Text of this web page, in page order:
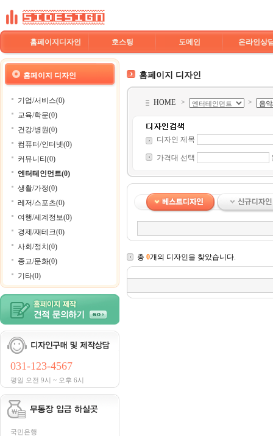
홈페이지디자인 호스팅 도메인 온라인상
홈페이지 디자인
기업/서비스(0)
교육/학문(0)
건강/병원(0)
컴퓨터/인터넷(0)
커뮤니티(0)
엔터테인먼트(0)
생활/가정(0)
레저/스포츠(0)
여행/세계정보(0)
경제/재테크(0)
사회/정치(0)
종교/문화(0)
기타(0)
031-123-4567
평일 오전 9시 ~ 오후 6시
국민은행
홈페이지 디자인
HOME > >
디자인 제목
가격대 선택
총 0개의 디자인을 찾았습니다.